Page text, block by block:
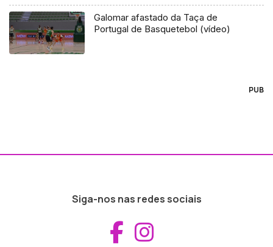
Galomar afastado da Taça de
Portugal de Basquetebol (vídeo)
PUB
Siga-nos nas redes sociais
Aceder ao